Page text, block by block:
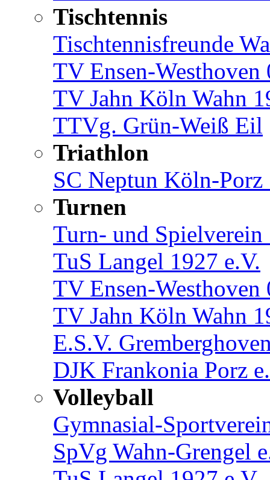
Tischtennis
Tischtennisfreunde
TV Ensen-
TV Jahn Köln Wahn
TTVg. Grün-Weiß Eil
Triathlon
SC Neptun Köln-Porz
Turnen
Turn- und Spielverein
TuS Langel 1927 e.V.
TV Ensen-
TV Jahn Köln Wahn
E.S.V.
DJK Frankonia Porz
Volleyball
Gymnasial-
SpVg Wahn-Grengel